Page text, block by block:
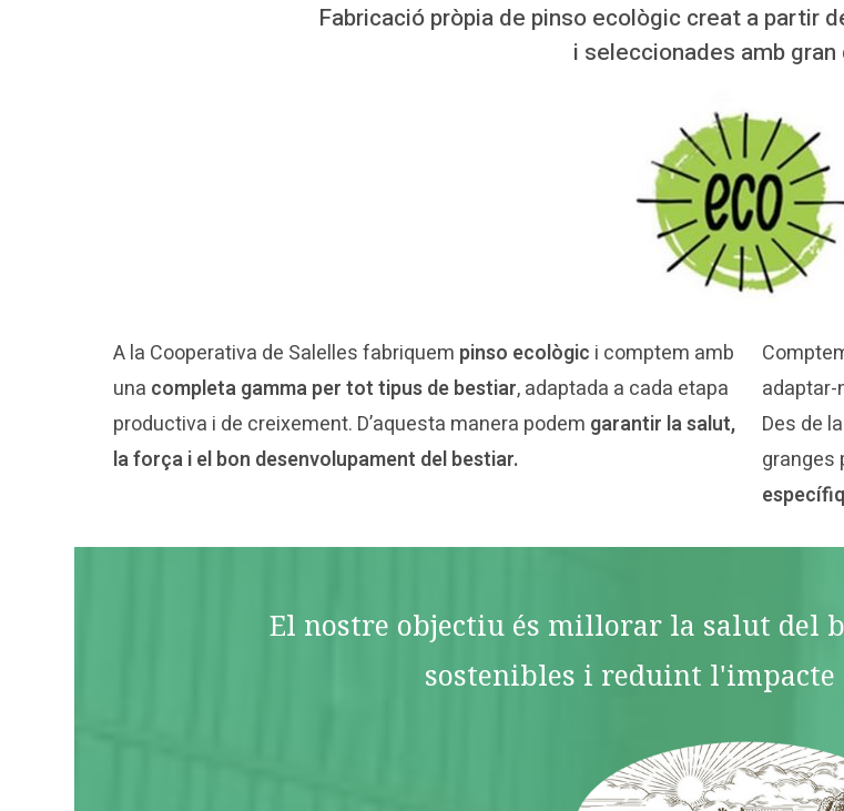
Fabricació pròpia de pinso ecològic creat a partir
i seleccionades amb gran
A la Cooperativa de Salelles fabriquem pinso ecològic i comptem amb
una completa gamma per tot tipus de bestiar, adaptada a cada etapa
productiva i de creixement. D’aquesta manera podem garantir la salut,
la força i el bon desenvolupament del bestiar.
Des de
granges
El nostre objectiu és millorar la salut del
sostenibles i reduint l'impacte